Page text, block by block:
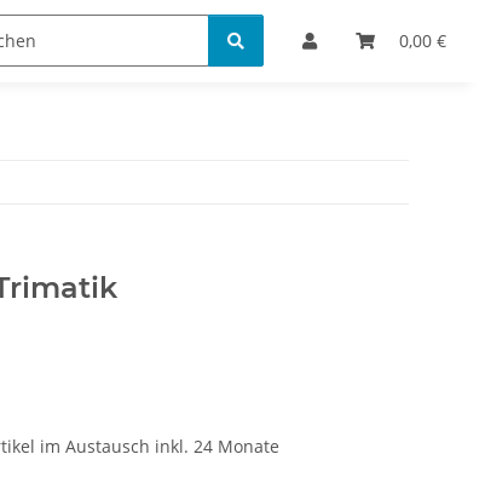
0,00 €
im Austausch inkl. 24 Monate